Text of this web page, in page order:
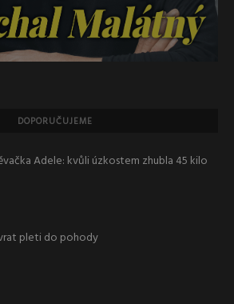
DOPORUČUJEME
Adele: kvůli úzkostem zhubla 45 kilo
pleti do pohody